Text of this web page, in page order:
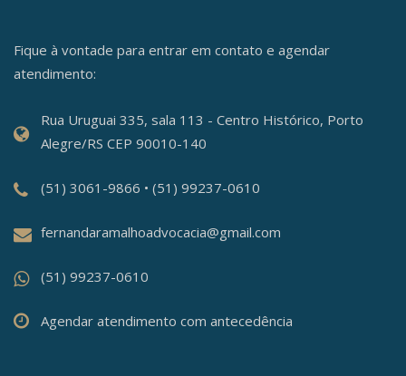
Fique à vontade para entrar em contato e agendar
atendimento:
Rua Uruguai 335, sala 113 - Centro Histórico, Porto
Alegre/RS CEP 90010-140
(51) 3061-9866 • (51) 99237-0610
fernandaramalhoadvocacia@gmail.com
(51) 99237-0610
Agendar atendimento com antecedência